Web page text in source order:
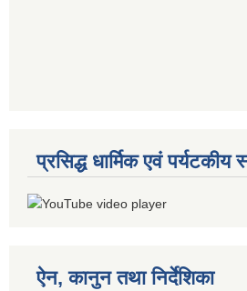
प्रसिद्ध धार्मिक एवं पर्यटकीय
ऐन, कानुन तथा निर्देशिका